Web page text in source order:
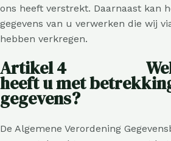
ons heeft verstrekt. Daarnaast kan
gegevens van u verwerken die wij
hebben verkregen.
Artikel 4
heeft u met
gegevens?
De Algemene Verordening